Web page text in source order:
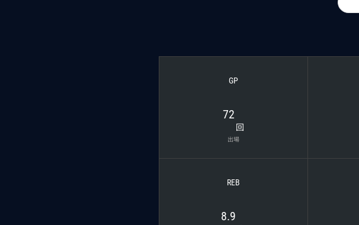
GP
72
回
出場
REB
8.9